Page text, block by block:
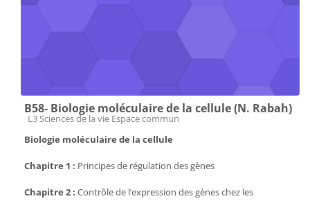
B58- Biologie moléculaire de la cellule (N. Rabah)
Catégorie de cours
L3 Sciences de la vie Espace commun
Biologie moléculaire de la cellule
Chapitre 1 : Principes de régulation des gènes
Chapitre 2 : Contrôle de l’expression des gènes chez les